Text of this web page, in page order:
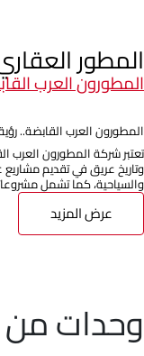
المطور
المطورون العرب
المطورون العرب القابضة..
تعتبر شركة المطورون العرب
وتاريخ عريق في تقديم مشاريع
والسياحية، كما تشمل
عرض المزيد
وحدات